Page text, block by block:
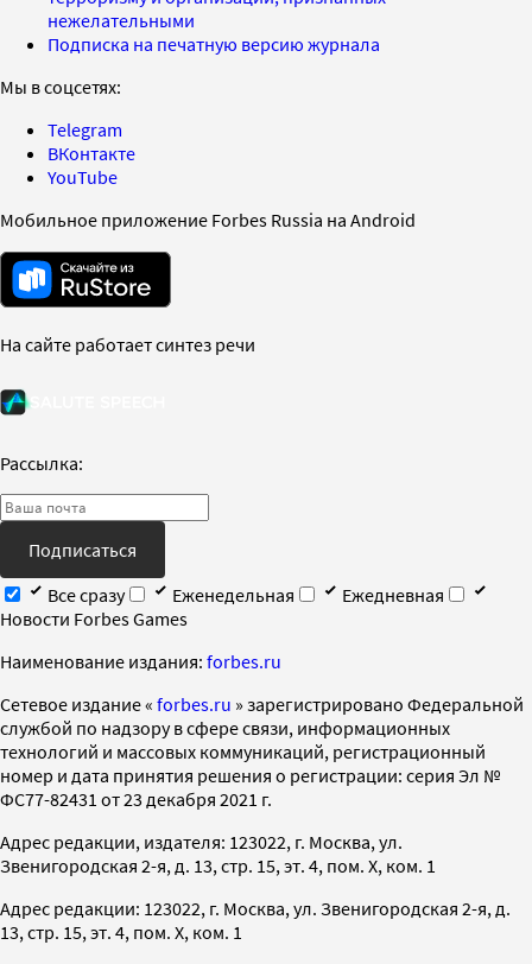
нежелательными
Подписка на печатную версию журнала
Мы в соцсетях:
Telegram
ВКонтакте
YouTube
Мобильное приложение Forbes Russia на Android
На сайте работает синтез речи
Рассылка:
Подписаться
Все сразу
Еженедельная
Ежедневная
Новости Forbes Games
Наименование издания: forbes.ru
Cетевое издание « forbes.ru » зарегистрировано Федеральной
службой по надзору в сфере связи, информационных
технологий и массовых коммуникаций, регистрационный
номер и дата принятия решения о регистрации: серия Эл №
ФС77-82431 от 23 декабря 2021 г.
Адрес редакции, издателя: 123022, г. Москва, ул.
Звенигородская 2-я, д. 13, стр. 15, эт. 4, пом. X, ком. 1
Адрес редакции: 123022, г. Москва, ул. Звенигородская 2-я, д.
13, стр. 15, эт. 4, пом. X, ком. 1